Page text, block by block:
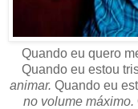
Quando eu quero
Quando eu estou
animar. Quando eu
no volume máximo.